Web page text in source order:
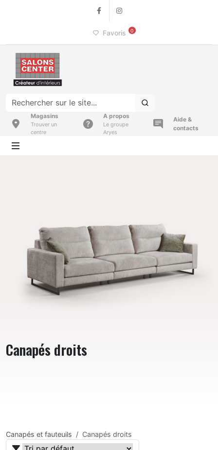
Facebook
Favoris 0
Magasins
Trouver un
centre
A propos
Le groupe
Aryes
Aide &
contacts
Canapés droits
Canapés et fauteuils Canapés droits